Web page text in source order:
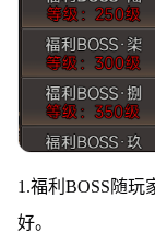
1.福利BOSS随
好。